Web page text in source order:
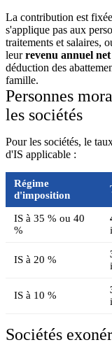
La contribution est
s'applique pas aux
traitements et salaires,
leurrevenu annuel
déduction des
famille.
Personnes
les sociétés
Pour les sociétés, le
d'IS applicable :
Régime
d'imposition
IS à 35 % ou 40
%
IS à 20 %
IS à 10 %
Sociétés